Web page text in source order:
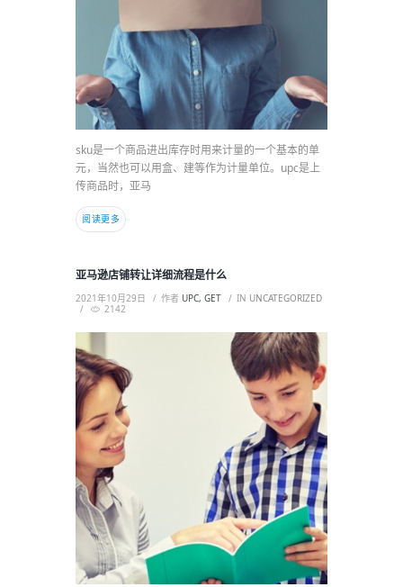
sku是一个商品进出库存时用来计量的一个基本的单
元，当然也可以用盒、建等作为计量单位。upc是上
传商品时，亚马
阅读更多
亚马逊店铺转让详细流程是什么
2021年10月29日 作者 UPC, GET IN UNCATEGORIZED
2142